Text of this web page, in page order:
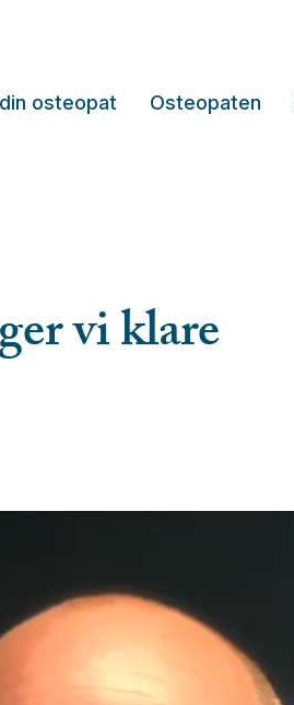
osteopat Osteopaten
vi klare